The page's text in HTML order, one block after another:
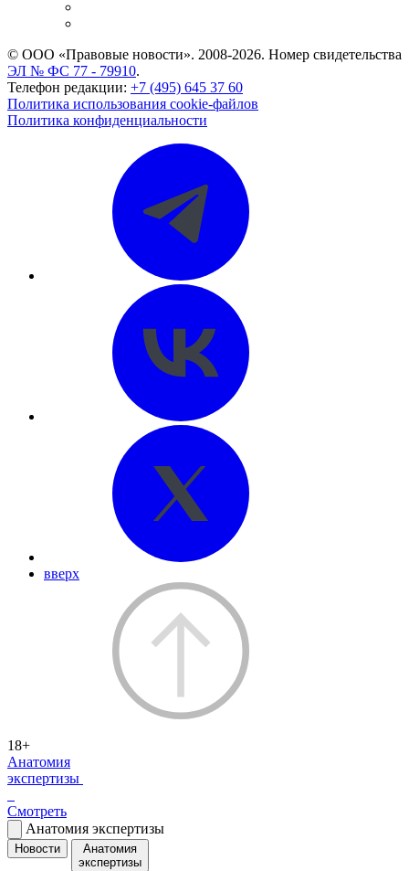
© ООО «Правовые новости». 2008-2026. Номер свидетельства
ЭЛ № ФС 77 - 79910.
Телефон редакции: +7 (495) 645 37 60
Политика использования cookie-файлов
Политика конфиденциальности
вверх
18+
Анатомия
экспертизы
Смотреть
Анатомия экспертизы
Новости
Анатомия
экспертизы